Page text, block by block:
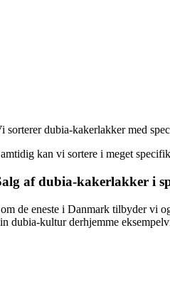
sorterer dubia-kakerlakker med
kan vi sortere i meget
af dubia-kakerlakker i
de eneste i Danmark tilbyder vi
dubia-kultur derhjemme